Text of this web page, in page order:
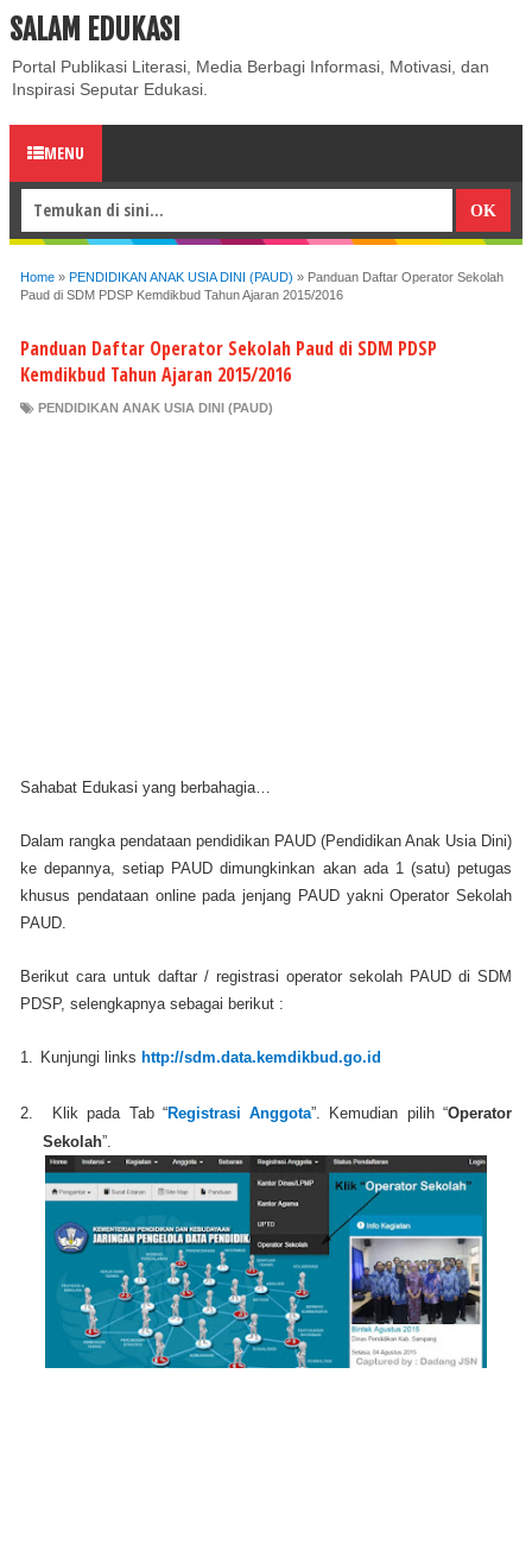
ABOUT CONTACT US
SALAM EDUKASI
Portal Publikasi Literasi, Media Berbagi Informasi, Motivasi, dan
Inspirasi Seputar Edukasi.
MENU
Home » PENDIDIKAN ANAK USIA DINI (PAUD) » Panduan Daftar Operator Sekolah
Paud di SDM PDSP Kemdikbud Tahun Ajaran 2015/2016
Panduan Daftar Operator Sekolah Paud di SDM PDSP
Kemdikbud Tahun Ajaran 2015/2016
PENDIDIKAN ANAK USIA DINI (PAUD)
Sahabat Edukasi yang berbahagia…
Dalam rangka pendataan pendidikan PAUD (Pendidikan Anak Usia Dini)
ke depannya, setiap PAUD dimungkinkan akan ada 1 (satu) petugas
khusus pendataan online pada jenjang PAUD yakni Operator Sekolah
PAUD.
Berikut cara untuk daftar / registrasi operator sekolah PAUD di SDM
PDSP, selengkapnya sebagai berikut :
1. Kunjungi links http://sdm.data.kemdikbud.go.id
2. Klik pada Tab “Registrasi Anggota”. Kemudian pilih “Operator
Sekolah”.